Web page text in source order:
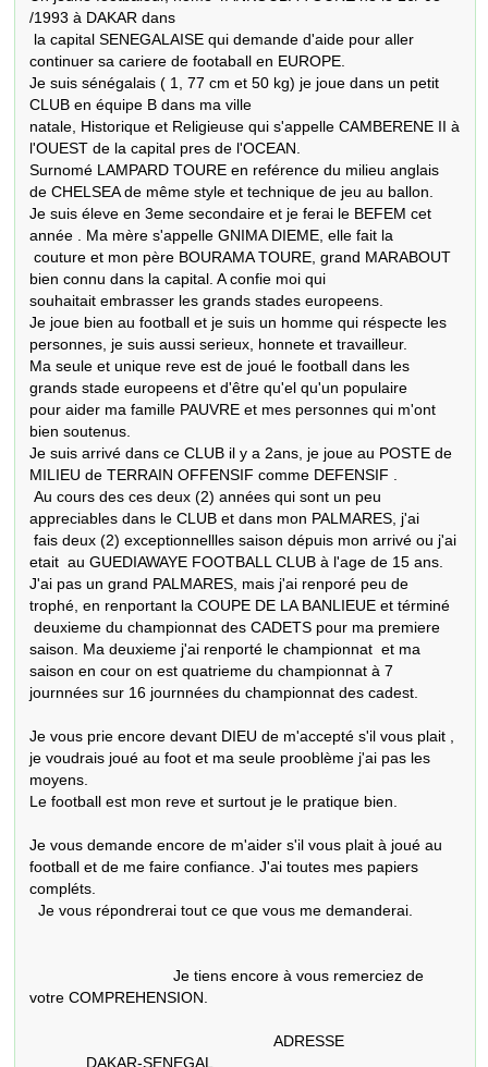
/1993 à DAKAR dans
continuer sa cariere de footaball en EUROPE.
Je suis sénégalais ( 1, 77 cm et 50 kg) je joue dans un petit
CLUB en équipe B dans ma ville
natale, Historique et Religieuse qui s'appelle CAMBERENE II à
l'OUEST de la capital pres de l'OCEAN.
Surnomé LAMPARD TOURE en reférence du milieu anglais
de CHELSEA de même style et technique de jeu au ballon.
Je suis éleve en 3eme secondaire et je ferai le BEFEM cet
année . Ma mère s'appelle GNIMA DIEME, elle fait la
couture et mon père BOURAMA TOURE, grand MARABOUT
bien connu dans la capital. A confie moi qui
souhaitait embrasser les grands stades europeens.
Je joue bien au football et je suis un homme qui réspecte les
personnes, je suis aussi serieux, honnete et travailleur.
Ma seule et unique reve est de joué le football dans les
grands stade europeens et d'être qu'el qu'un populaire
pour aider ma famille PAUVRE et mes personnes qui m'ont
bien soutenus.
Je suis arrivé dans ce CLUB il y a 2ans, je joue au POSTE de
MILIEU de TERRAIN OFFENSIF comme DEFENSIF .
Au cours des ces deux (2) années qui sont un peu
appreciables dans le CLUB et dans mon PALMARES, j'ai
fais deux (2) exceptionnellles saison dépuis mon arrivé ou j'ai
etait  au GUEDIAWAYE FOOTBALL CLUB à l'age de 15 ans.
J'ai pas un grand PALMARES, mais j'ai renporé peu de
trophé, en renportant la COUPE DE LA BANLIEUE et términé
deuxieme du championnat des CADETS pour ma premiere
saison. Ma deuxieme j'ai renporté le championnat  et ma
saison en cour on est quatrieme du championnat à 7
journnées sur 16 journnées du championnat des cadest.
Je vous prie encore devant DIEU de m'accepté s'il vous plait ,
je voudrais joué au foot et ma seule prooblème j'ai pas les
moyens.
Le football est mon reve et surtout je le pratique bien.
Je vous demande encore de m'aider s'il vous plait à joué au
football et de me faire confiance. J'ai toutes mes papiers
compléts.
  Je vous répondrerai tout ce que vous me demanderai.
                                 Je tiens encore à vous remerciez de
votre COMPREHENSION.
                                                        ADRESSE